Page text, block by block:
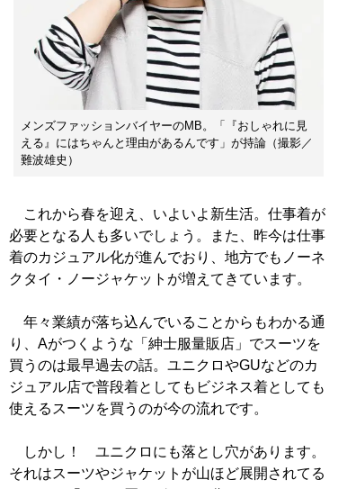
メンズファッションバイヤーのMB。「『おしゃれに見
える』にはちゃんと理由があるんです」が持論（撮影／
難波雄史）
これから春を迎え、いよいよ新生活。仕事着が
必要となる人も多いでしょう。また、昨今は仕事
着のカジュアル化が進んでおり、地方でもノーネ
クタイ・ノージャケットが増えてきています。
年々業績が落ち込んでいることからもわかる通
り、Aがつくような「紳士服量販店」でスーツを
買うのは最早過去の話。ユニクロやGUなどのカ
ジュアル店で普段着としてもビジネス着としても
使えるスーツを買うのが今の流れです。
しかし！ ユニクロにも落とし穴があります。
それはスーツやジャケットが山ほど展開されてる